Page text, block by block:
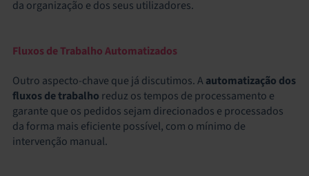
da organização e dos seus utilizadores.
Fluxos de Trabalho Automatizados
Outro aspecto-chave que já discutimos. Aautomatização dos
fluxos de trabalho reduz os tempos de processamento e
garante que os pedidos sejam direcionados e processados
da forma mais eficiente possível, com o mínimo de
intervenção manual.